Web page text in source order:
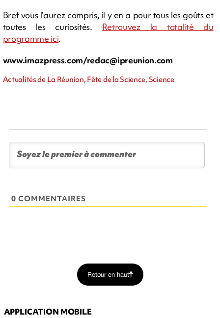
Bref vous l’aurez compris, il y en a pour tous les goûts et
toutes les curiosités. Retrouvez la totalité du
programme ici.
www.imazpress.com/redac@ipreunion.com
Actualités de La Réunion, Fête de la Science, Science
0 COMMENTAIRES
Retour en haut
APPLICATION MOBILE